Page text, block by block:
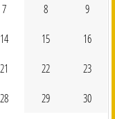
7 8 9
14 15 16
21 22 23
28 29 30